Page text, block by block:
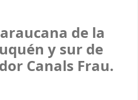
de la
y sur de
Canals Frau.